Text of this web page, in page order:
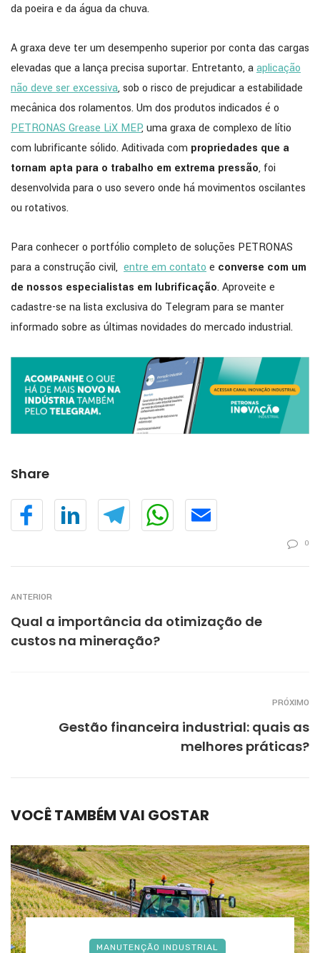
da poeira e da água da chuva.
A graxa deve ter um desempenho superior por conta das cargas
elevadas que a lança precisa suportar. Entretanto, aaplicação
não deve ser excessiva, sob o risco de prejudicar a estabilidade
mecânica dos rolamentos. Um dos produtos indicados é o
PETRONAS Grease LiX MEP, uma graxa de complexo de lítio
com lubrificante sólido. Aditivada com propriedades que a
tornam apta para o trabalho em extrema pressão, foi
desenvolvida para o uso severo onde há movimentos oscilantes
ou rotativos.
Para conhecer o portfólio completo de soluções PETRONAS
para a construção civil, entre em contato e converse com um
de nossos especialistas em lubrificação. Aproveite e
cadastre-se na lista exclusiva do Telegram para se manter
informado sobre as últimas novidades do mercado industrial.
Share
0
ANTERIOR
Qual a importância da otimização de
custos na mineração?
PRÓXIMO
Gestão financeira industrial: quais as
melhores práticas?
VOCÊ TAMBÉM VAI GOSTAR
MANUTENÇÃO INDUSTRIAL